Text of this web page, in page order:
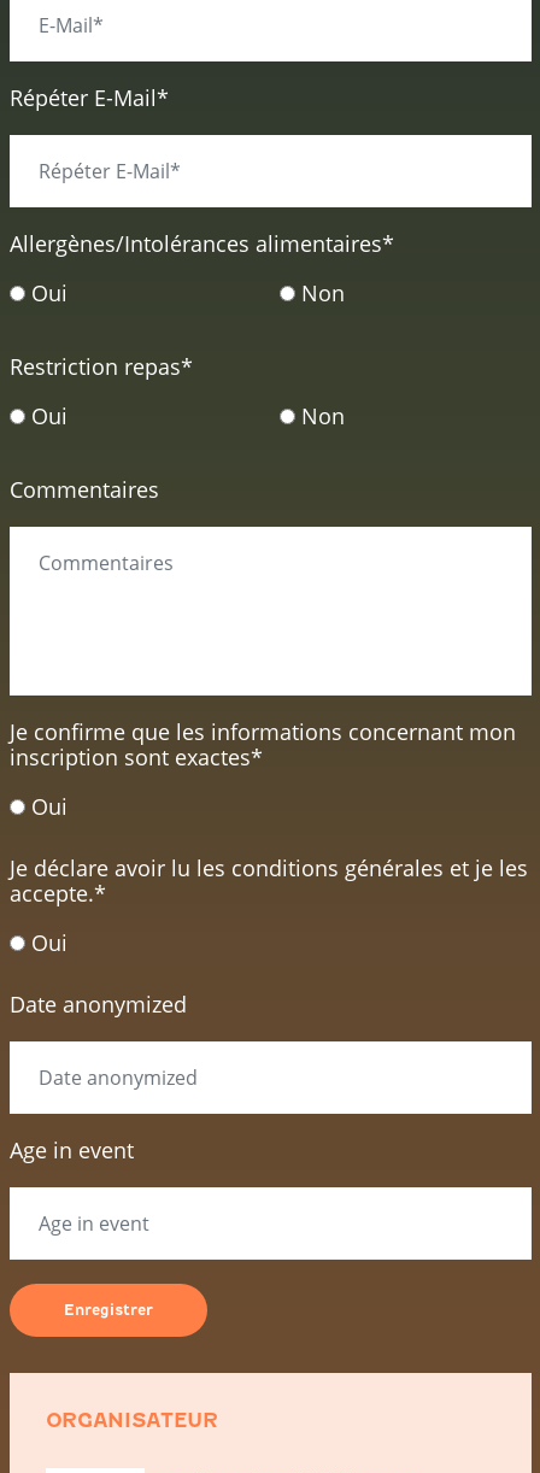
Répéter E-Mail*
Allergènes/Intolérances alimentaires*
Oui
Non
Restriction repas*
Oui
Non
Commentaires
Je confirme que les informations concernant mon
inscription sont exactes*
Oui
Je déclare avoir lu les conditions générales et je les
accepte.*
Oui
Date anonymized
Age in event
ORGANISATEUR